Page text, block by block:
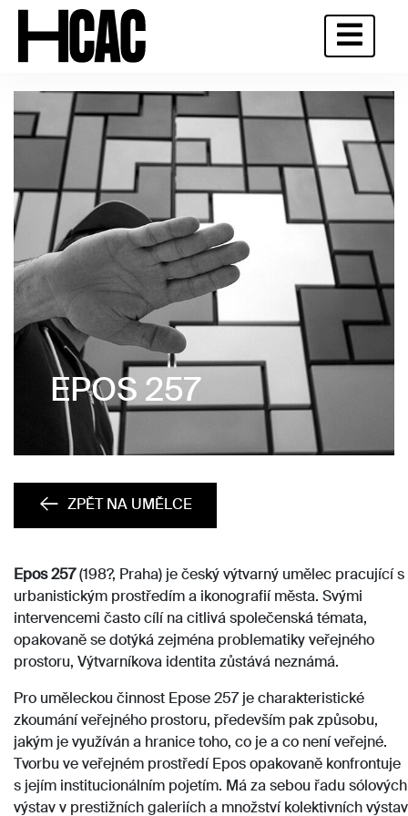
EPOS 257
ZPĚT NA UMĚLCE
Epos 257 (198?, Praha) je český výtvarný umělec pracující s
urbanistickým prostředím a ikonografií města. Svými
intervencemi často cílí na citlivá společenská témata,
opakovaně se dotýká zejména problematiky veřejného
prostoru, Výtvarníkova identita zůstává neznámá.
Pro uměleckou činnost Epose 257 je charakteristické
zkoumání veřejného prostoru, především pak způsobu,
jakým je využíván a hranice toho, co je a co není veřejné.
Tvorbu ve veřejném prostředí Epos opakovaně konfrontuje
s jejím institucionálním pojetím. Má za sebou řadu sólových
výstav v prestižních galeriích a množství kolektivních výstav